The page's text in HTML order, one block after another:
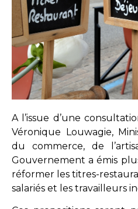
A l’issue d’une
Véronique Louwagie,
du commerce, de
Gouvernement a émis
réformer les titres-
salariés et les travailleurs